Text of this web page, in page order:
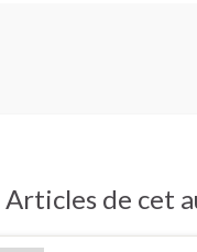
Articles de cet